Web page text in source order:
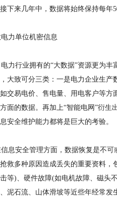
下来几年中，数据将始终保持每年
力单位机密信息
力行业拥有的“大数据”资源更为丰
大致可分三类：一是电力企业生
交易电价、售电量、用电客户等
面的数据。再加上“智能电网”衍生
安全维护能力都将是巨大的考验。
息安全管理方面，数据恢复是不可
救多种原因造成丢失的重要资料
等)、硬件故障(如电机故障、磁头
泥石流、山体滑坡等近些年经常